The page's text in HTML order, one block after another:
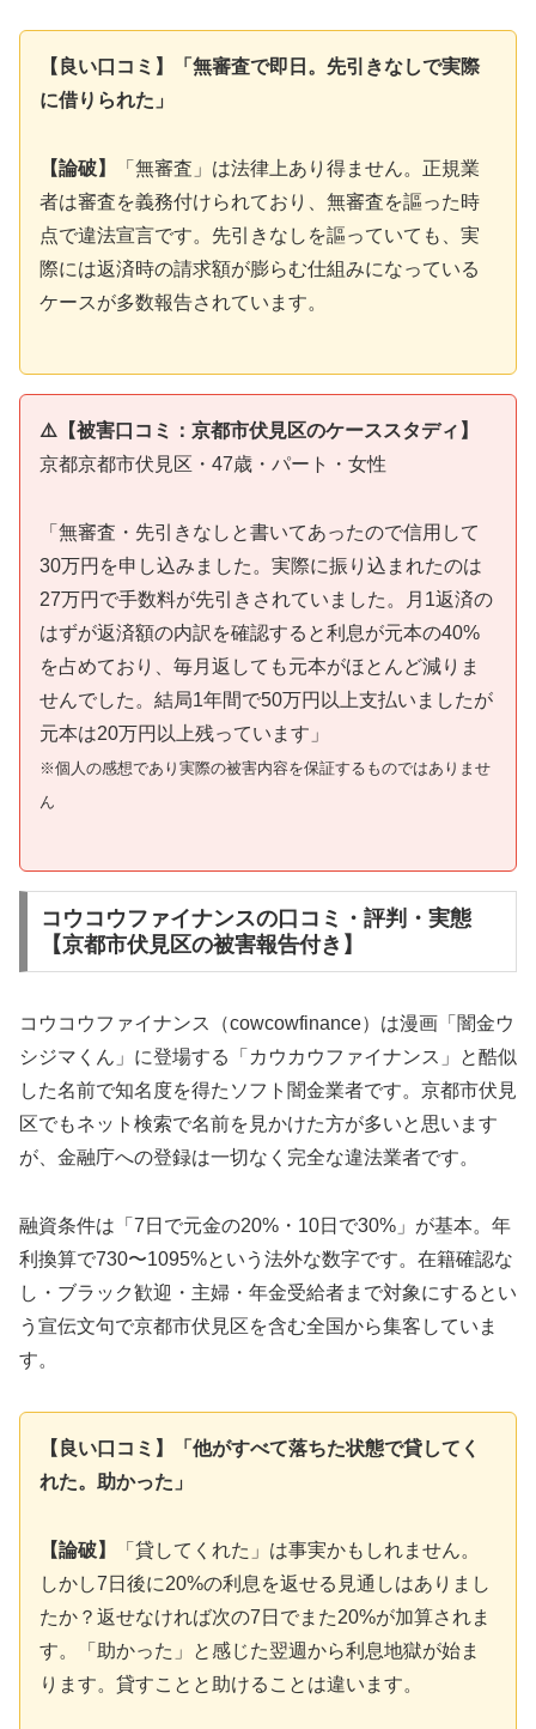
【良い口コミ】「無審査で即日。先引きなしで実際
に借りられた」
【論破】
「無審査」は法律上あり得ません。正規業
者は審査を義務付けられており、無審査を謳った時
点で違法宣言です。先引きなしを謳っていても、実
際には返済時の請求額が膨らむ仕組みになっている
ケースが多数報告されています。
⚠️【被害口コミ：京都市伏見区のケーススタディ】
京都京都市伏見区・47歳・パート・女性
「無審査・先引きなしと書いてあったので信用して
30万円を申し込みました。実際に振り込まれたのは
27万円で手数料が先引きされていました。月1返済の
はずが返済額の内訳を確認すると利息が元本の40%
を占めており、毎月返しても元本がほとんど減りま
せんでした。結局1年間で50万円以上支払いましたが
元本は20万円以上残っています」
※個人の感想であり実際の被害内容を保証するものではありませ
ん
コウコウファイナンスの口コミ・評判・実態
【京都市伏見区の被害報告付き】
コウコウファイナンス（cowcowfinance）は漫画「闇金ウ
シジマくん」に登場する「カウカウファイナンス」と酷似
した名前で知名度を得たソフト闇金業者です。京都市伏見
区でもネット検索で名前を見かけた方が多いと思います
が、金融庁への登録は一切なく完全な違法業者です。
融資条件は「7日で元金の20%・10日で30%」が基本。年
利換算で730〜1095%という法外な数字です。在籍確認な
し・ブラック歓迎・主婦・年金受給者まで対象にするとい
う宣伝文句で京都市伏見区を含む全国から集客していま
す。
【良い口コミ】「他がすべて落ちた状態で貸してく
れた。助かった」
【論破】
「貸してくれた」は事実かもしれません。
しかし7日後に20%の利息を返せる見通しはありまし
たか？返せなければ次の7日でまた20%が加算されま
す。「助かった」と感じた翌週から利息地獄が始ま
ります。貸すことと助けることは違います。